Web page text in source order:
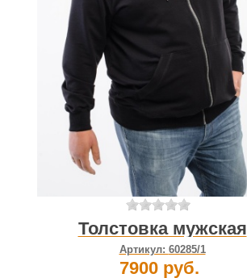
Толстовка мужская
Артикул: 60285/1
7900 руб.